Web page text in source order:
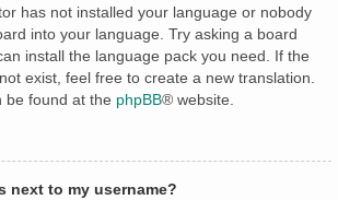
has not installed your language or nobody
into your language. Try asking a board
install the language pack you need. If the
exist, feel free to create a new translation.
be found at the phpBB® website.
next to my username?